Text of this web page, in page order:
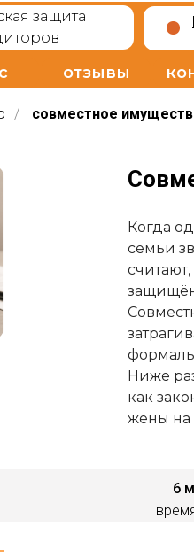
защита
отзывы
/ совместное
Когда
семьи
защищён
Ниже
как
жены на
6